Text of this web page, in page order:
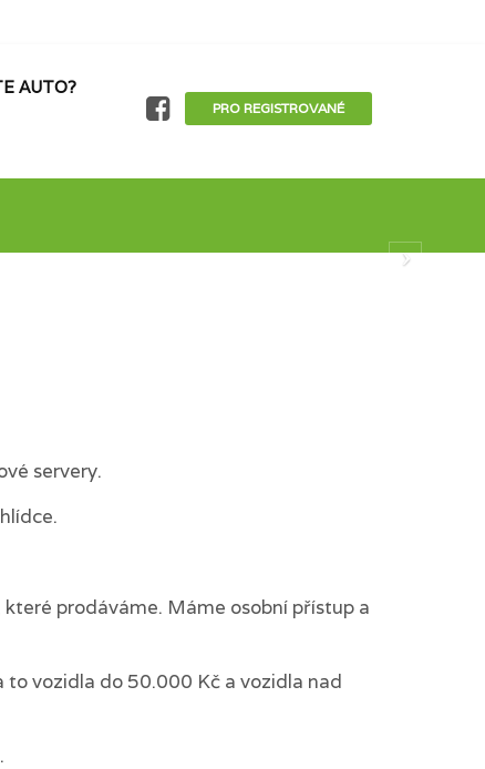
AUTO?
PRO REGISTROVANÉ
servery.
prodáváme. Máme osobní přístup a
vozidla do 50.000 Kč a vozidla nad